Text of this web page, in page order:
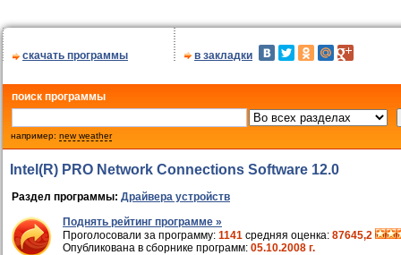
скачать программы в закладки
поиск программы
например: new weather
Intel(R) PRO Network Connections Software 12.0
Раздел программы: Драйвера устройств
Поднять рейтинг программе »
Проголосовали за программу: 1141 средняя оценка: 87645,2
Опубликована в сборнике программ: 05.10.2008 г.